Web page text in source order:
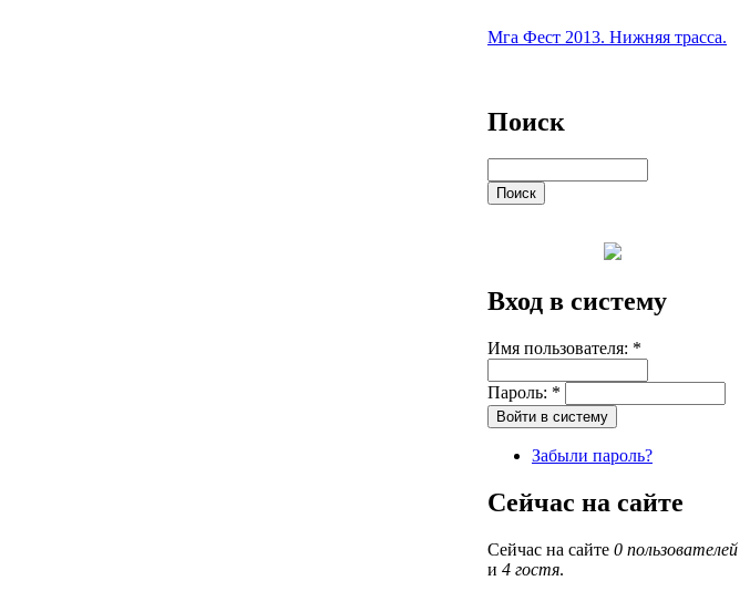
Мга Фест 2013. Нижняя трасса.
Поиск
Вход в систему
Имя пользователя: *
Пароль: *
Забыли пароль?
Сейчас на сайте
Сейчас на сайте 0 пользователей
и 4 гостя.